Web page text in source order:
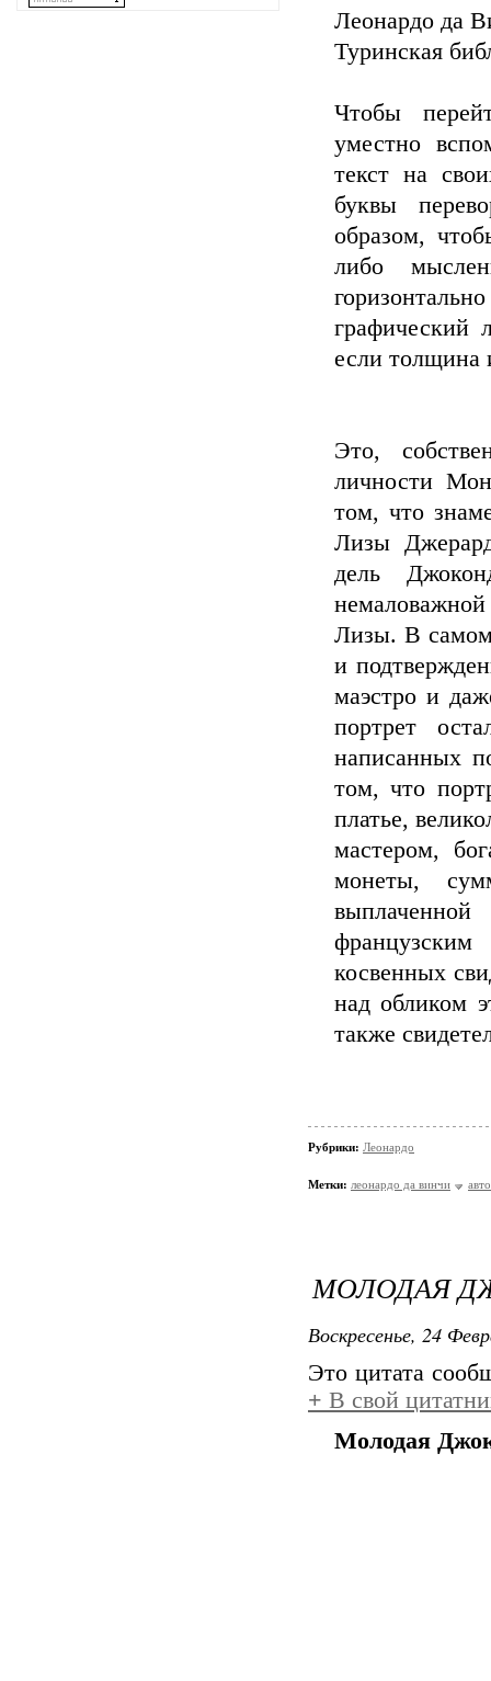
Леонардо да
Туринская
Чтобы
уместно
текст на
буквы
образом,
либо
графический
если толщина
Это,
личности
том, что
Лизы
дель
Лизы. В самом
и
маэстро и
портрет
написанных
том, что
платье,
мастером,
монеты,
косвенных
над обликом
также
Рубрики: Леонардо
Метки: леонардо да винчи
МОЛОДАЯ
Воскресенье, 24
Это цитата
+ В свой
Молодая